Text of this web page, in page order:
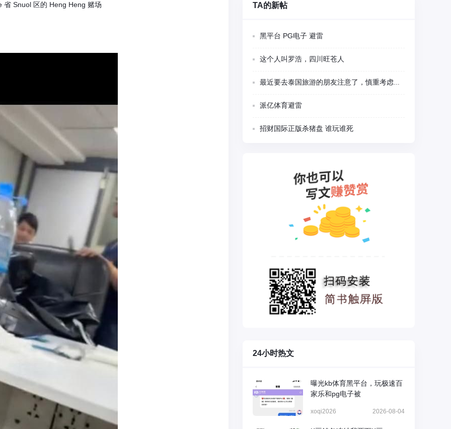
省 Snuol 区的 Heng Heng 赌场 TA的新帖
黑平台 PG电子 避雷
这个人叫罗浩，四川旺苍人
最近要去泰国旅游的朋友注意了，慎重考虑吧！海关专门卡中国人。
派亿体育避雷
招财国际正版杀猪盘 谁玩谁死
24小时热文
曝光kb体育黑平台，玩极速百
家乐和pg电子被
xoqi2026 2026-08-04